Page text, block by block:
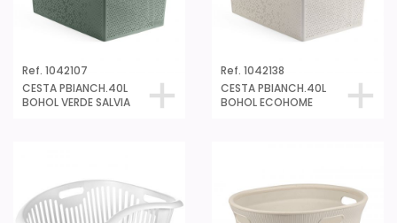
Ref. 1042107
CESTA PBIANCH.40L
BOHOL VERDE SALVIA
Ref. 1042138
CESTA PBIANCH.40L
BOHOL ECOHOME